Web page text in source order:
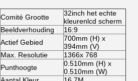
Comité Grootte
32inch het echte
kleurenlcd scherm
Beeldverhouding
16:9
Actief Gebied
700mm (H) x
394mm (V)
Max. Resolutie
1366x 768
Punthoogte
0.510mm (H) x
0.510mm (W)